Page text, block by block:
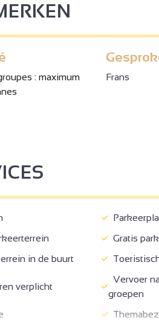
: maximum
Frans
Gratis
in de buurt
verplicht
Vervoer
groepen